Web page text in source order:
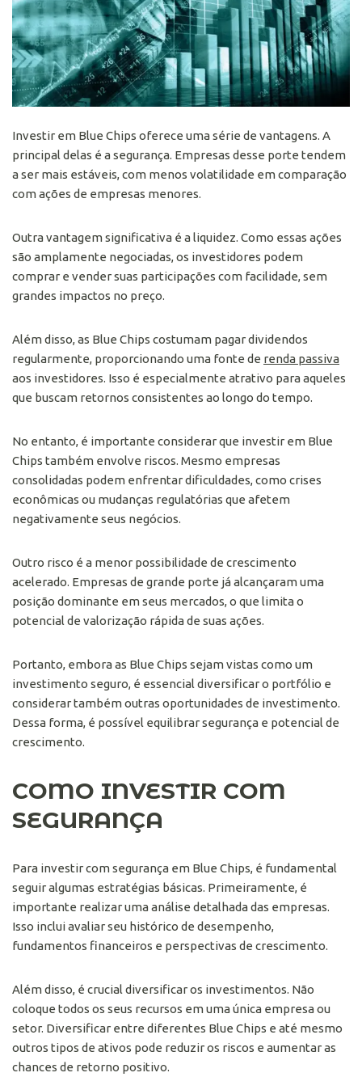
Investir em Blue Chips oferece uma série de vantagens. A
principal delas é a segurança. Empresas desse porte tendem
a ser mais estáveis, com menos volatilidade em comparação
com ações de empresas menores.
Outra vantagem significativa é a liquidez. Como essas ações
são amplamente negociadas, os investidores podem
comprar e vender suas participações com facilidade, sem
grandes impactos no preço.
Além disso, as Blue Chips costumam pagar dividendos
regularmente, proporcionando uma fonte de renda passiva
aos investidores. Isso é especialmente atrativo para aqueles
que buscam retornos consistentes ao longo do tempo.
No entanto, é importante considerar que investir em Blue
Chips também envolve riscos. Mesmo empresas
consolidadas podem enfrentar dificuldades, como crises
econômicas ou mudanças regulatórias que afetem
negativamente seus negócios.
Outro risco é a menor possibilidade de crescimento
acelerado. Empresas de grande porte já alcançaram uma
posição dominante em seus mercados, o que limita o
potencial de valorização rápida de suas ações.
Portanto, embora as Blue Chips sejam vistas como um
investimento seguro, é essencial diversificar o portfólio e
considerar também outras oportunidades de investimento.
Dessa forma, é possível equilibrar segurança e potencial de
crescimento.
COMO INVESTIR COM
SEGURANÇA
Para investir com segurança em Blue Chips, é fundamental
seguir algumas estratégias básicas. Primeiramente, é
importante realizar uma análise detalhada das empresas.
Isso inclui avaliar seu histórico de desempenho,
fundamentos financeiros e perspectivas de crescimento.
Além disso, é crucial diversificar os investimentos. Não
coloque todos os seus recursos em uma única empresa ou
setor. Diversificar entre diferentes Blue Chips e até mesmo
outros tipos de ativos pode reduzir os riscos e aumentar as
chances de retorno positivo.